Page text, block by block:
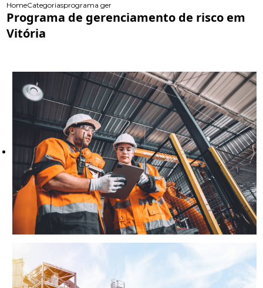
HomeCategoriasprograma gerenciamento risco vitoria
Programa de gerenciamento de risco em
Vitória